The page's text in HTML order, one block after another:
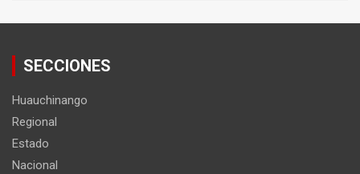
SECCIONES
Huauchinango
Regional
Estado
Nacional